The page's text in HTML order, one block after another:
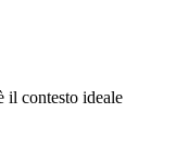
il contesto ideale